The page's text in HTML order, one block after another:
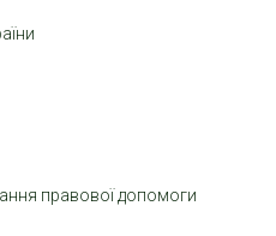
правової допомоги